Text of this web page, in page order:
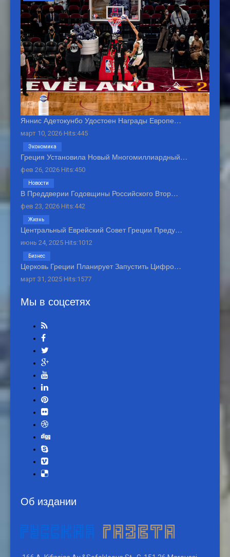
Яннис Адетокунбо Удостоен Награды Европе…
март 10, 2026 Hits:445
Греция Установила Новый Многомиллиардный…
фев 26, 2026 Hits:450
Экономика
В Преддверии Годовщины Российского Втор…
фев 23, 2026 Hits:442
Новости
Центральный Еврейский Совет Греции Преду…
июнь 24, 2025 Hits:1012
Жизнь
Церковь Греции Планирует Запустить Цифро…
март 31, 2025 Hits:1577
Бизнес
Мы в соцсетях
Об издании